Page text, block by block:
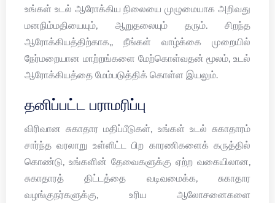
உங்கள் உடல் ஆரோக்கிய நிலையை முழுமையாக அறிவது
மனநிம்மதியையும், ஆறுதலையும் தரும். சிறந்த
ஆரோக்கியத்திற்காக,, நீங்கள் வாழ்க்கை முறையில்
நேர்மறையான மாற்றங்களை மேற்கொள்வதன் மூலம், உடல்
ஆரோக்கியத்தை மேம்படுத்திக் கொள்ள இயலும்.
தனிப்பட்ட பராமரிப்பு
விரிவான சுகாதார மதிப்பீடுகள், உங்கள் உடல் சுகாதாரம்
சார்ந்த வரலாறு உள்ளிட்ட பிற காரணிகளைக் கருத்தில்
கொண்டு, உங்களின் தேவைகளுக்கு ஏற்ற வகையிலான,
சுகாதாரத் திட்டத்தை வடிவமைக்க, சுகாதார
வழங்குநர்களுக்கு, உரிய ஆலோசனைகளை